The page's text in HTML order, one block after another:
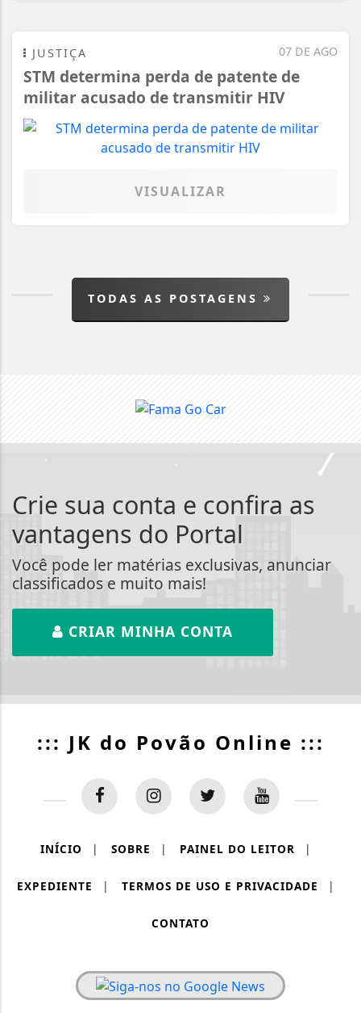
07 DE AGO
JUSTIÇA
STM determina perda de patente de
militar acusado de transmitir HIV
VISUALIZAR
TODAS AS POSTAGENS
Crie sua conta e confira as
vantagens do Portal
Você pode ler matérias exclusivas, anunciar
classificados e muito mais!
CRIAR MINHA CONTA
::: JK do Povão Online :::
INÍCIO | SOBRE | PAINEL DO LEITOR |
EXPEDIENTE | TERMOS DE USO E PRIVACIDADE |
CONTATO